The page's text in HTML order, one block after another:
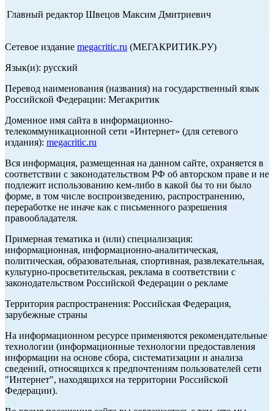
Главный редактор Швецов Максим Дмитриевич
Сетевое издание megacritic.ru (МЕГАКРИТИК.РУ)
Язык(и): русский
Перевод наименования (названия) на государственный язык
Российской Федерации: Мегакритик
Доменное имя сайта в информационно-
телекоммуникационной сети «Интернет» (для сетевого
издания): megacritic.ru
Вся информация, размещенная на данном сайте, охраняется в
соответствии с законодательством РФ об авторском праве и не
подлежит использованию кем-либо в какой бы то ни было
форме, в том числе воспроизведению, распространению,
переработке не иначе как с письменного разрешения
правообладателя.
Примерная тематика и (или) специализация:
информационная, информационно-аналитическая,
политическая, образовательная, спортивная, развлекательная,
культурно-просветительская, реклама в соответствии с
законодательством Российской Федерации о рекламе
Территория распространения: Российская Федерация,
зарубежные страны
На информационном ресурсе применяются рекомендательные
технологии (информационные технологии предоставления
информации на основе сбора, систематизации и анализа
сведений, относящихся к предпочтениям пользователей сети
"Интернет", находящихся на территории Российской
Федерации).